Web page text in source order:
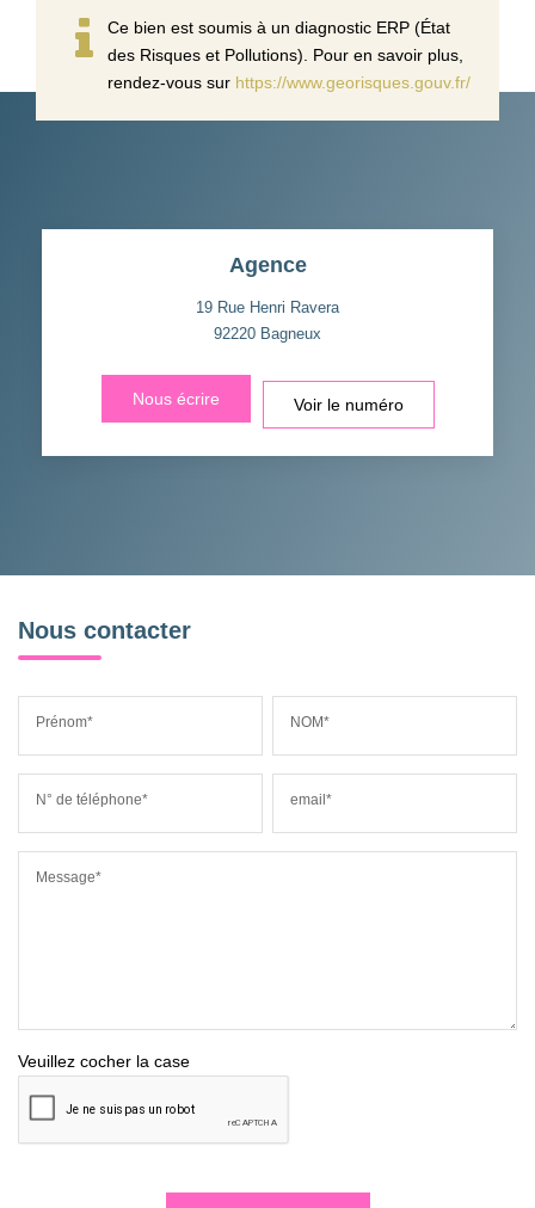
Ce bien est soumis à un diagnostic ERP (État
des Risques et Pollutions). Pour en savoir plus,
rendez-vous sur https://www.georisques.gouv.fr/
Agence
19 Rue Henri Ravera
92220 Bagneux
Nous écrire Voir le numéro
Nous contacter
Prénom* NOM*
N° de téléphone* email*
Message*
Veuillez cocher la case